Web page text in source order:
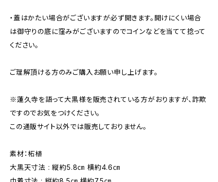
・蓋はかたい場合がございますが必ず開きます。開けにくい場合
は御守りの底に窪みがございますのでコインなどを当てて捻って
ください。
ご理解頂ける方のみご購入お願い申し上げます。
※蓮久寺を語って大黒様を販売されている方がおりますが、詐欺
ですのでお気をつけください。
この通販サイト以外では販売しておりません。
素材：柘植
大黒天寸法 : 縦約5.8㎝ 横約4.6㎝